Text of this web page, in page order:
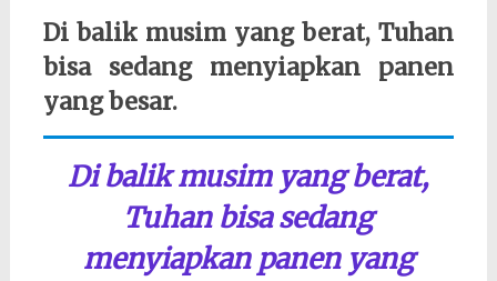
Di balik musim yang berat, Tuhan
bisa sedang menyiapkan panen
yang besar.
Di balik musim yang berat,
Tuhan bisa sedang
menyiapkan panen yang